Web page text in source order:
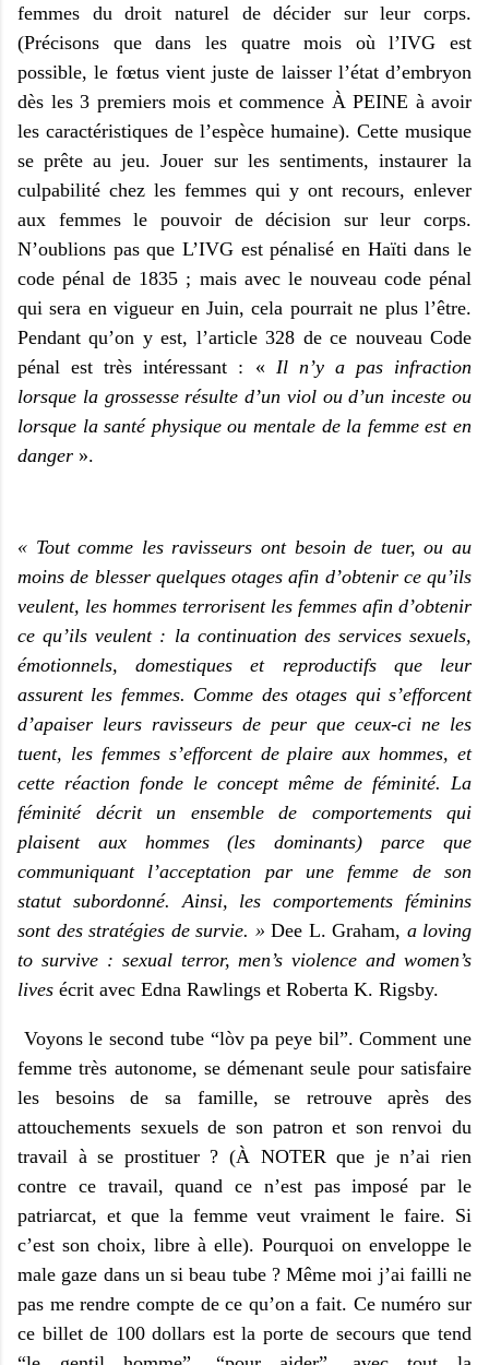
femmes du droit naturel de décider sur leur corps.
(Précisons que dans les quatre mois où l’IVG est
possible, le fœtus vient juste de laisser l’état d’embryon
dès les 3 premiers mois et commence À PEINE à avoir
les caractéristiques de l’espèce humaine). Cette musique
se prête au jeu. Jouer sur les sentiments, instaurer la
culpabilité chez les femmes qui y ont recours, enlever
aux femmes le pouvoir de décision sur leur corps.
N’oublions pas que L’IVG est pénalisé en Haïti dans le
code pénal de 1835 ; mais avec le nouveau code pénal
qui sera en vigueur en Juin, cela pourrait ne plus l’être.
Pendant qu’on y est, l’article 328 de ce nouveau Code
pénal est très intéressant : « Il n’y a pas infraction
lorsque la grossesse résulte d’un viol ou d’un inceste ou
lorsque la santé physique ou mentale de la femme est en
danger ».
« Tout comme les ravisseurs ont besoin de tuer, ou au
moins de blesser quelques otages afin d’obtenir ce qu’ils
veulent, les hommes terrorisent les femmes afin d’obtenir
ce qu’ils veulent : la continuation des services sexuels,
émotionnels, domestiques et reproductifs que leur
assurent les femmes. Comme des otages qui s’efforcent
d’apaiser leurs ravisseurs de peur que ceux-ci ne les
tuent, les femmes s’efforcent de plaire aux hommes, et
cette réaction fonde le concept même de féminité. La
féminité décrit un ensemble de comportements qui
plaisent aux hommes (les dominants) parce que
communiquant l’acceptation par une femme de son
statut subordonné. Ainsi, les comportements féminins
sont des stratégies de survie. » Dee L. Graham, a loving
to survive : sexual terror, men’s violence and women’s
lives écrit avec Edna Rawlings et Roberta K. Rigsby.
Voyons le second tube “lòv pa peye bil”. Comment une
femme très autonome, se démenant seule pour satisfaire
les besoins de sa famille, se retrouve après des
attouchements sexuels de son patron et son renvoi du
travail à se prostituer ? (À NOTER que je n’ai rien
contre ce travail, quand ce n’est pas imposé par le
patriarcat, et que la femme veut vraiment le faire. Si
c’est son choix, libre à elle). Pourquoi on enveloppe le
male gaze dans un si beau tube ? Même moi j’ai failli ne
pas me rendre compte de ce qu’on a fait. Ce numéro sur
ce billet de 100 dollars est la porte de secours que tend